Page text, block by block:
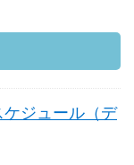
ジュール（デ